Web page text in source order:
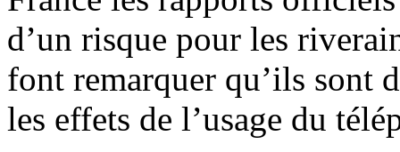
d’un risque pour les
font remarquer qu’ils sont
les effets de l’usage du